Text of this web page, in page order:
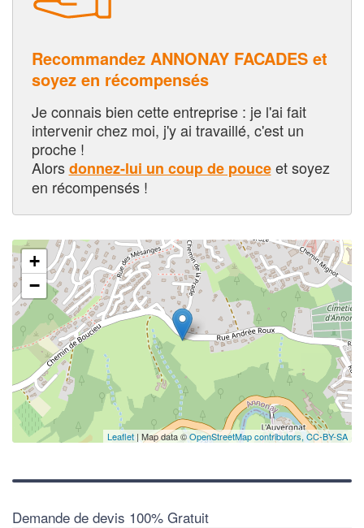
Recommandez ANNONAY FACADES et
soyez en récompensés
Je connais bien cette entreprise : je l'ai fait
intervenir chez moi, j'y ai travaillé, c'est un
proche !
Alorsdonnez-lui un coup de pouceet soyez
en récompensés !
+
−
Leaflet| Map data ©OpenStreetMap contributors, CC-BY-SA
Demande de devis 100% Gratuit